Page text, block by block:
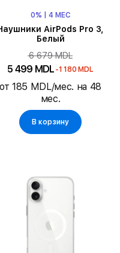
0% | 4 МЕС
AirPods Pro 3,
Белый
6 679 MDL
5 499 MDL -1 180 MDL
от 185 MDL/мес. на 48
мес.
В корзину